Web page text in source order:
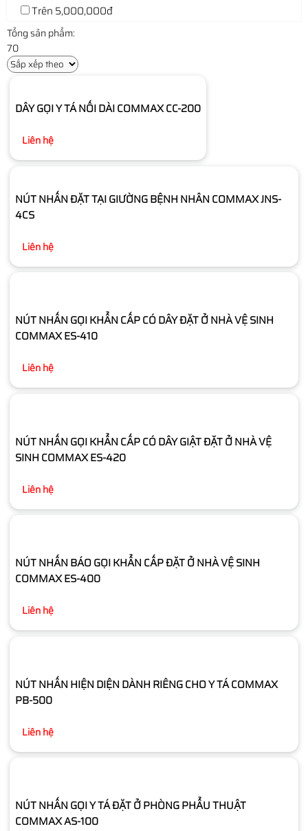
Trên 5,000,000đ
Tổng sản phẩm:
70
DÂY GỌI Y TÁ NỐI DÀI COMMAX CC-200
Liên hệ
NÚT NHẤN ĐẶT TẠI GIƯỜNG BỆNH NHÂN COMMAX JNS-
4CS
Liên hệ
NÚT NHẤN GỌI KHẨN CẤP CÓ DÂY ĐẶT Ở NHÀ VỆ SINH
COMMAX ES-410
Liên hệ
NÚT NHẤN GỌI KHẨN CẤP CÓ DÂY GIẬT ĐẶT Ở NHÀ VỆ
SINH COMMAX ES-420
Liên hệ
NÚT NHẤN BÁO GỌI KHẨN CẤP ĐẶT Ở NHÀ VỆ SINH
COMMAX ES-400
Liên hệ
NÚT NHẤN HIỆN DIỆN DÀNH RIÊNG CHO Y TÁ COMMAX
PB-500
Liên hệ
NÚT NHẤN GỌI Y TÁ ĐẶT Ở PHÒNG PHẨU THUẬT
COMMAX AS-100